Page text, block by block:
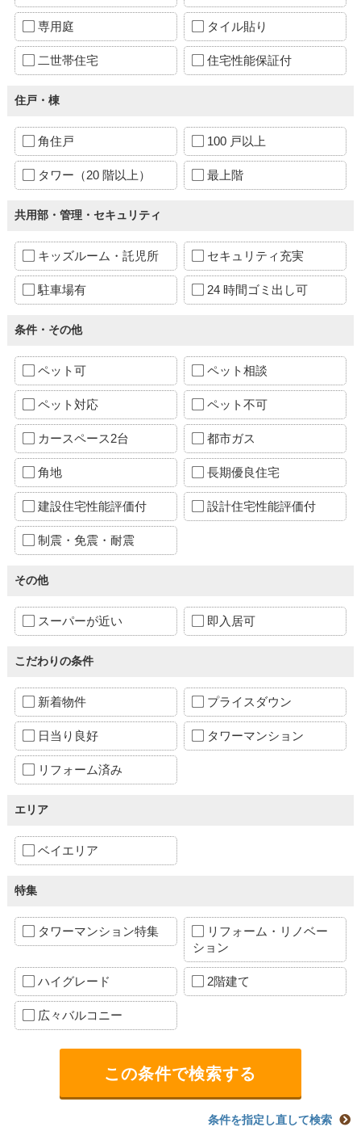
専用庭 タイル貼り
二世帯住宅 住宅性能保証付
住戸・棟
角住戸 100 戸以上
タワー（20 階以上） 最上階
共用部・管理・セキュリティ
キッズルーム・託児所 セキュリティ充実
駐車場有 24 時間ゴミ出し可
条件・その他
ペット可 ペット相談
ペット対応 ペット不可
カースペース2台 都市ガス
角地 長期優良住宅
建設住宅性能評価付 設計住宅性能評価付
制震・免震・耐震
その他
スーパーが近い 即入居可
こだわりの条件
新着物件 プライスダウン
日当り良好 タワーマンション
リフォーム済み
エリア
ベイエリア
特集
タワーマンション特集
リフォーム・リノベー
ション
ハイグレード 2階建て
広々バルコニー
条件を指定し直して検索